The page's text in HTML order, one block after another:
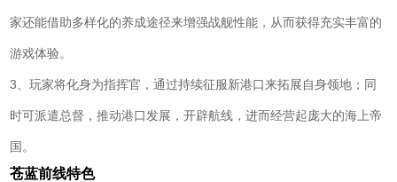
家还能借助多样化的养成途径来增强战舰性能，从而获得充实丰富的
游戏体验。
3、玩家将化身为指挥官，通过持续征服新港口来拓展自身领地；同
时可派遣总督，推动港口发展，开辟航线，进而经营起庞大的海上帝
国。
苍蓝前线特色